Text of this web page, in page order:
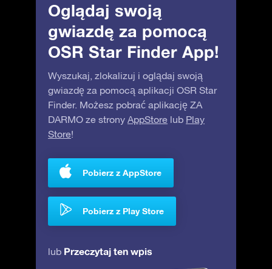
Oglądaj swoją
gwiazdę za pomocą
OSR Star Finder App!
Wyszukaj, zlokalizuj i oglądaj swoją
gwiazdę za pomocą aplikacji OSR Star
Finder. Możesz pobrać aplikację ZA
DARMO ze strony AppStore lub Play
Store!
Pobierz z AppStore
Pobierz z Play Store
lub Przeczytaj ten wpis